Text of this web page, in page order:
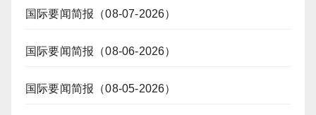
国际要闻简报（08-07-2026）
国际要闻简报（08-06-2026）
国际要闻简报（08-05-2026）